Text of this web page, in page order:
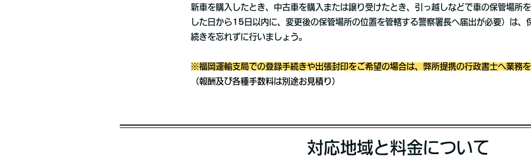
新車を購入したとき、中古車を購入または譲り受けたとき、引っ越しなどで車の保管場所
した日から15日以内に、変更後の保管場所の位置を管轄する警察署長へ届出が必要）は、
続きを忘れずに行いましょう。
※福岡運輸支局での登録手続きや出張封印をご希望の場合は、弊所提携の行政書士へ業務
（報酬及び各種手数料は別途お見積り）
対応地域と料金について